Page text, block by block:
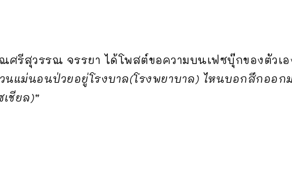
รีสุวรรณ จรรยา ได้โพสต์ขอความบนเฟซบุ๊กของตัวเอ
นแม่นอนป่วยอยู่โรงบาล(โรงพยาบาล) ไหนบอกสึกออก
เชียล)”